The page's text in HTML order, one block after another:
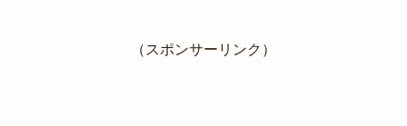
（スポンサーリンク）